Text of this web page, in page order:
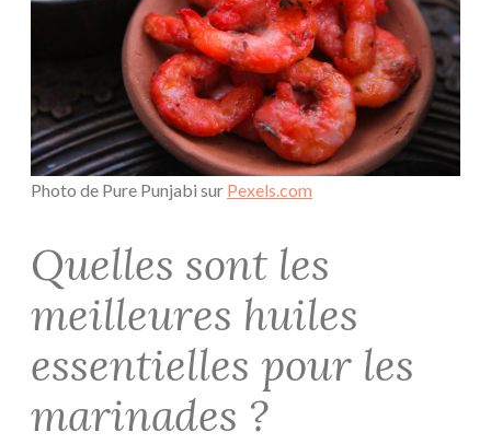
Photo de Pure Punjabi sur Pexels.com
Quelles sont les
meilleures huiles
essentielles pour les
marinades ?